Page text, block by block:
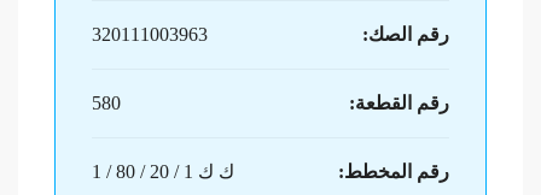
رقم الصك: 320111003963
رقم القطعة: 580
رقم المخطط: ك ك 1 / 20 / 80 / 1